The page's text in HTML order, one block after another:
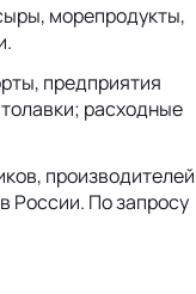
морепродукты,
предприятия
расходные
производителей
России. По запросу